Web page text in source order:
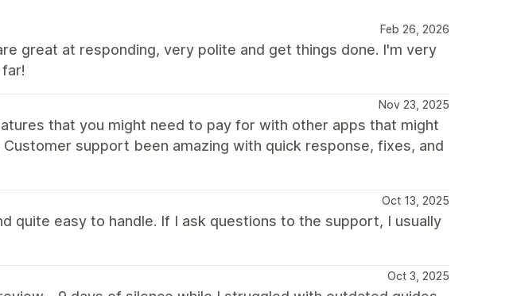
Feb 26, 2026
great at responding, very polite and get things done. I'm very
Nov 23, 2025
that you might need to pay for with other apps that might
support been amazing with quick response, fixes, and
Oct 13, 2025
quite easy to handle. If I ask questions to the support, I usually
Oct 3, 2025